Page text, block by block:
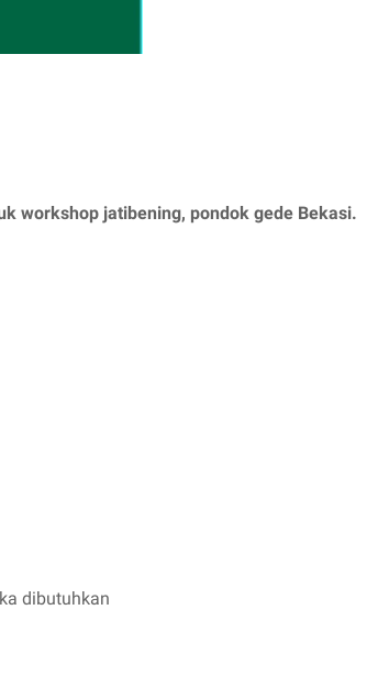
workshop jatibening, pondok gede Bekasi.
dibutuhkan